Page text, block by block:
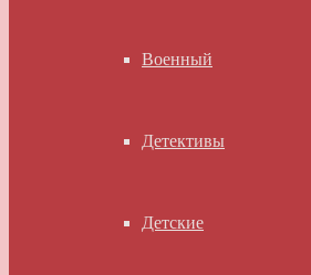
Военный
Детективы
Детские